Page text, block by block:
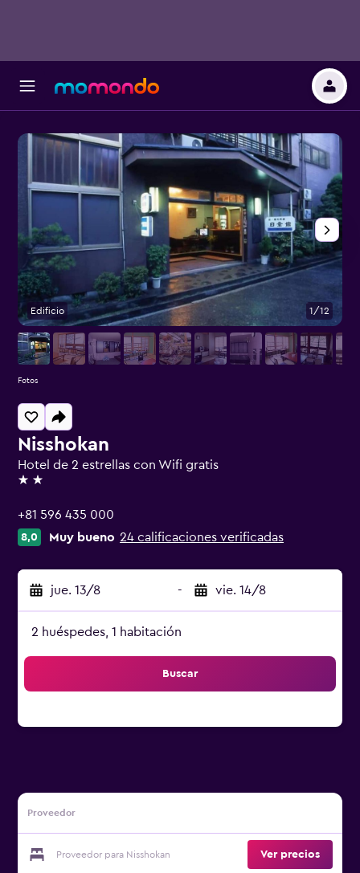
Nisshokan
Hotel de 2 estrellas con Wifi gratis
2 estrellas
+81 596 435 000
8,0 Muy bueno 24 calificaciones verificadas
jue. 13/8 - vie. 14/8
2 huéspedes, 1 habitación
Buscar
Proveedor
Proveedor para Nisshokan Ver precios
Edificio 1/12
Fotos